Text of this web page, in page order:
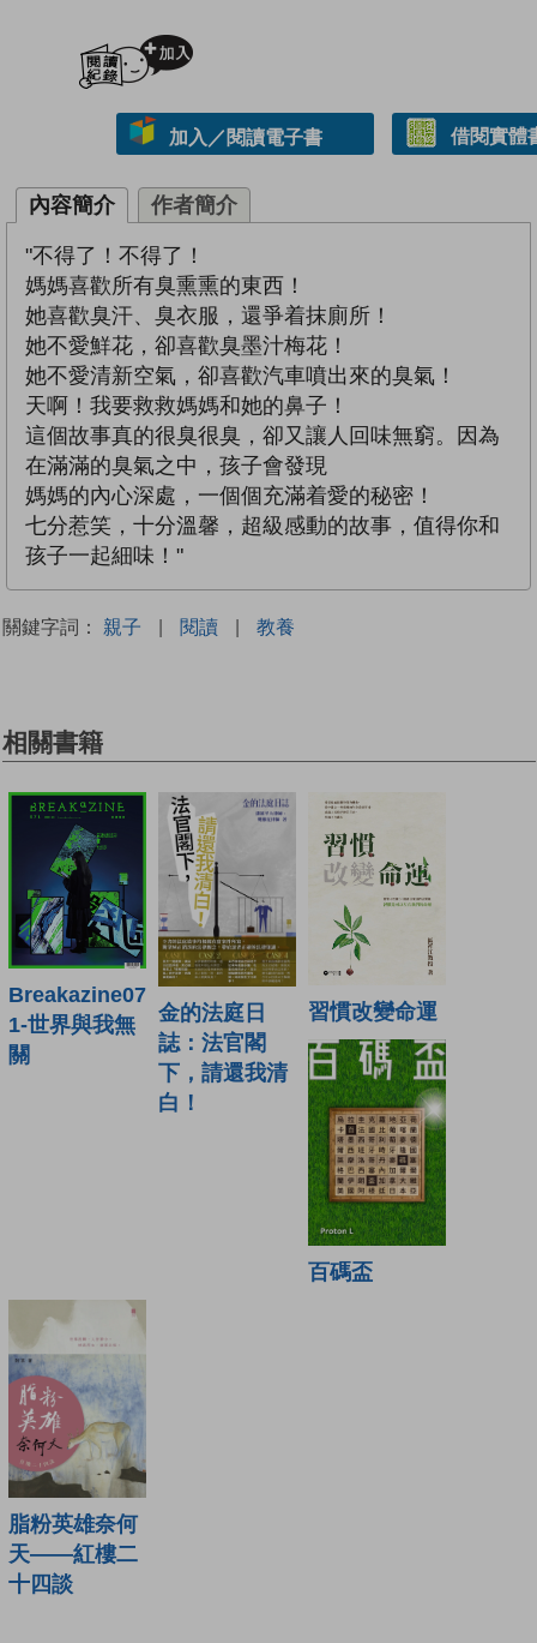
加入／閱讀電子書 借閱實體
內容簡介 作者簡介
"不得了！不得了！
媽媽喜歡所有臭熏熏的東西！
她喜歡臭汗、臭衣服，還爭着抹廁所！
她不愛鮮花，卻喜歡臭墨汁梅花！
她不愛清新空氣，卻喜歡汽車噴出來的臭氣！
天啊！我要救救媽媽和她的鼻子！
這個故事真的很臭很臭，卻又讓人回味無窮。因為
在滿滿的臭氣之中，孩子會發現
媽媽的內心深處，一個個充滿着愛的秘密！
七分惹笑，十分溫馨，超級感動的故事，值得你和
孩子一起細味！"
關鍵字詞： 親子 | 閱讀 | 教養
相關書籍
Breakazine07
1-世界與我無
關
金的法庭日
誌：法官閣
下，請還我清
白！
習慣改變命運
百碼盃
脂粉英雄奈何
天——紅樓二
十四談